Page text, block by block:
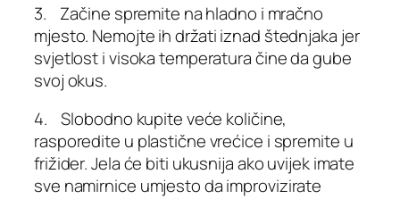
3. Začine spremite na hladno i mračno
mjesto. Nemojte ih držati iznad štednjaka jer
svjetlost i visoka temperatura čine da gube
svoj okus.
4. Slobodno kupite veće količine,
rasporedite u plastične vrećice i spremite u
frižider. Jela će biti ukusnija ako uvijek imate
sve namirnice umjesto da improvizirate